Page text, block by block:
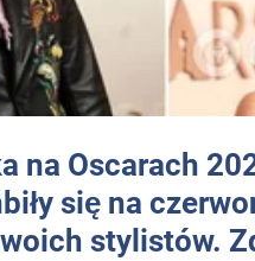
na Oscarach
się na
stylistów.